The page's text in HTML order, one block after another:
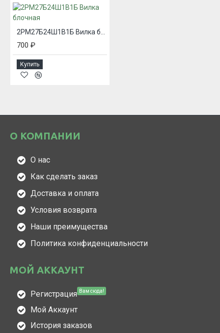
2РМ27Б24Ш1В1Б Вилка блочная
700 ₽
Купить
О КОМПАНИИ
О нас
Как сделать заказ
Доставка и оплата
Условия возврата
Наши преимущества
Политика конфиденциальности
МОЙ АККАУНТ
Регистрация Вам сюда!
Мой Аккаунт
История заказов